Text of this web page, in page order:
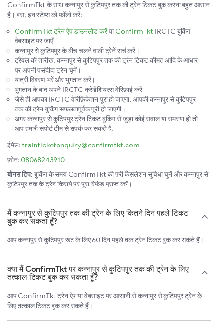
ConfirmTkt के साथ कन्नापुर से कुटिपपुर तक की ट्रेन टिकट बुक करना बहुत आसान
है। बस, इन स्टेप्स को फ़ॉलो करें:
ConfirmTkt ट्रेन ऐप डाउनलोड करेंयाConfirmTkt IRCTC बुकिंग
वेबसाइट पर जाएँ
कन्नापुर से कुटिपपुर के बीच चलने वाली ट्रेनें सर्च करें।
ट्रैवल की तारीख, कन्नापुर से कुटिपपुर तक की ट्रेन टिकट कीमत आदि के आधार
पर अपनी पसंदीदा ट्रेन चुनें।
यात्री विवरण भरें और भुगतान करें।
भुगतान के बाद अपने IRCTC क्रेडेंशियल्स वेरिफ़ाई करें।
जैसे ही आपका IRCTC वेरिफ़िकेशन पूरा हो जाएगा, आपकी कन्नापुर से कुटिपपुर
तक की ट्रेन बुकिंग सफलतापूर्वक पूरी हो जाएगी।
अगर कन्नापुर से कुटिपपुर ट्रेन टिकट बुकिंग से जुड़ा कोई सवाल या समस्या हो तो
आप हमारी सपोर्ट टीम से संपर्क कर सकते हैं:
ईमेल: trainticketenquiry@confirmtkt.com
फ़ोन: 08068243910
बोनस टिप: बुकिंग के समय ConfirmTkt की फ़्री कैंसलेशन सुविधा चुनें और कन्नापुर से
कुटिपपुर तक के ट्रेन किराये पर पूरा रिफंड प्राप्त करें।
मैं कन्नापुर से कुटिपपुर तक की ट्रेन के लिए कितने दिन पहले टिकट
बुक कर सकता हूँ?
आप कन्नापुर से कुटिपपुर रूट के लिए 60 दिन पहले तक ट्रेन टिकट बुक कर सकते हैं।
क्या मैं ConfirmTkt पर कन्नापुर से कुटिपपुर तक की ट्रेन के लिए
तत्काल टिकट बुक कर सकता हूँ?
आप ConfirmTkt ट्रेन ऐप या वेबसाइट पर आसानी से कन्नापुर से कुटिपपुर ट्रेन के
लिए तत्काल टिकट बुक कर सकते हैं।